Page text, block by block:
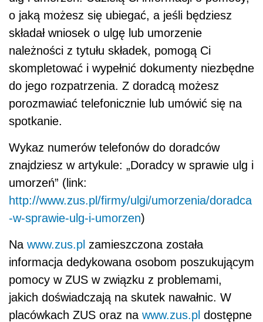
o jaką możesz się ubiegać, a jeśli będziesz
składał wniosek o ulgę lub umorzenie
należności z tytułu składek, pomogą Ci
skompletować i wypełnić dokumenty niezbędne
do jego rozpatrzenia. Z doradcą możesz
porozmawiać telefonicznie lub umówić się na
spotkanie.
Wykaz numerów telefonów do doradców
znajdziesz w artykule: „Doradcy w sprawie ulg i
umorzeń” (link:
http://www.zus.pl/firmy/ulgi/umorzenia/doradca
-w-sprawie-ulg-i-umorzen)
Na www.zus.pl zamieszczona została
informacja dedykowana osobom poszukującym
pomocy w ZUS w związku z problemami,
jakich doświadczają na skutek nawałnic. W
placówkach ZUS oraz na www.zus.pl dostępne